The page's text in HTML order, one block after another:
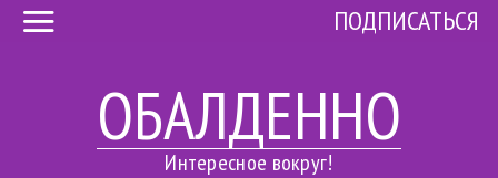
ОБАЛДЕННО
Интересное вокруг!
ПОДПИСАТЬСЯ